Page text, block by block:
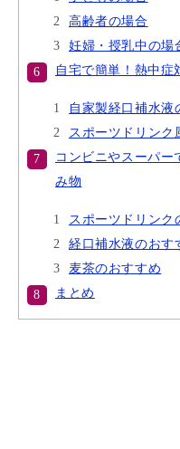
高齢者の場合
妊婦・授乳中の場
自宅で簡単！熱中症
自家製経口補水液
スポーツドリンク
コンビニやスーパー
み物
スポーツドリンク
経口補水液のおす
麦茶のおすすめ
まとめ